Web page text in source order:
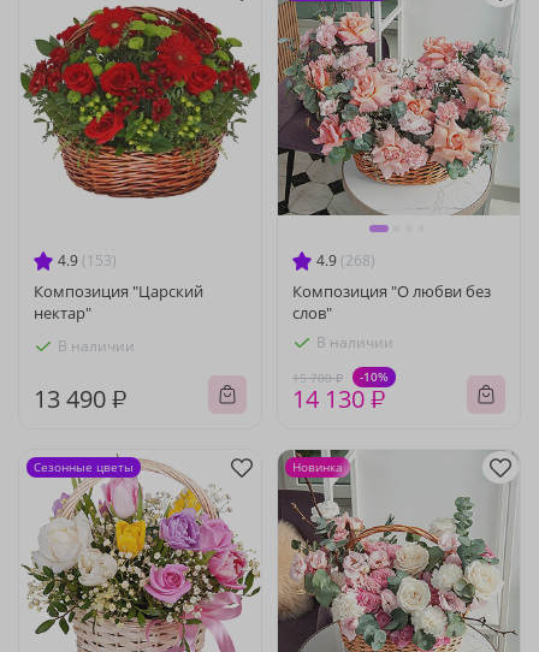
4.9 (153)
Композиция "Царский
нектар"
В наличии
13 490 ₽
4.9 (268)
Композиция "О любви без
слов"
В наличии
15 700 ₽ -10%
14 130 ₽
Сезонные цветы Новинка